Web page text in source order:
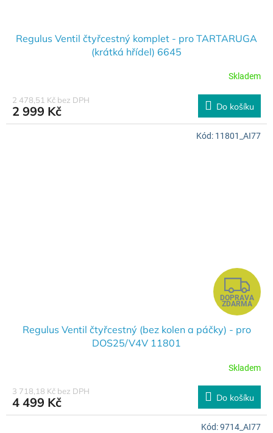
Regulus Ventil čtyřcestný komplet - pro TARTARUGA
(krátká hřídel) 6645
Skladem
2 478,51 Kč bez DPH
2 999 Kč Do košíku
Z
D
A
R
M
A
DOPRAVA
ZDARMA
Regulus Ventil čtyřcestný (bez kolen a páčky) - pro
DOS25/V4V 11801
Skladem
3 718,18 Kč bez DPH
4 499 Kč Do košíku
Kód: 11801_AI77
Kód:9714_AI77